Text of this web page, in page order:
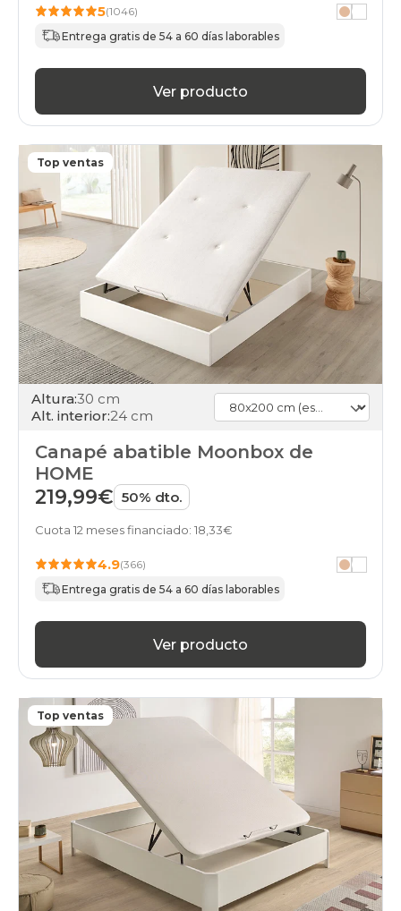
5(1046)
Entrega gratis de 54 a 60 días laborables
Ver producto
Top ventas
Altura:30 cm
Alt. interior:24 cm
Canapé abatible Moonbox de
HOME
219,99€ 50% dto.
Cuota 12 meses financiado: 18,33€
4.9(366)
Entrega gratis de 54 a 60 días laborables
Ver producto
Top ventas